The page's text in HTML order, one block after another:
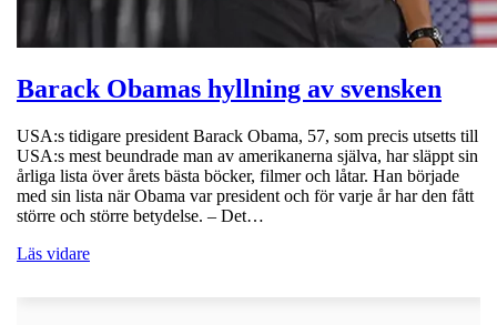
Barack Obamas hyllning av svensken
USA:s tidigare president Barack Obama, 57, som precis utsetts till
USA:s mest beundrade man av amerikanerna själva, har släppt sin
årliga lista över årets bästa böcker, filmer och låtar. Han började
med sin lista när Obama var president och för varje år har den fått
större och större betydelse. – Det…
Läs vidare